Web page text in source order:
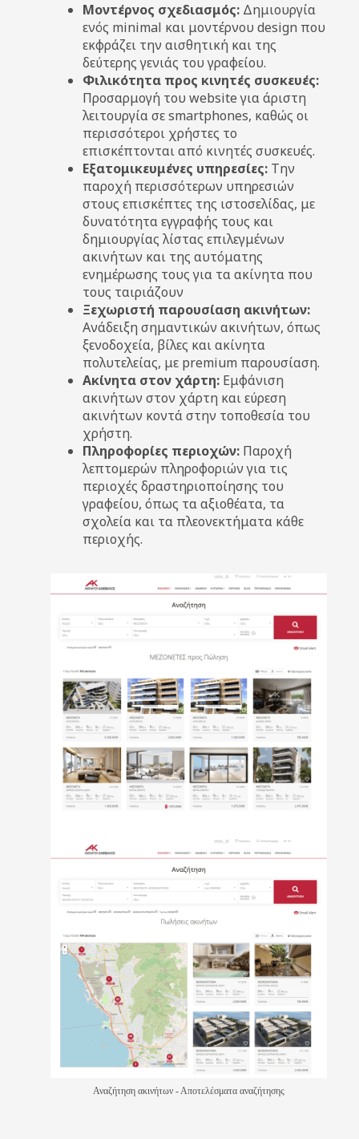
Μοντέρνος σχεδιασμός: Δημιουργία
ενός minimal και μοντέρνου design που
εκφράζει την αισθητική και της
δεύτερης γενιάς του γραφείου.
Φιλικότητα προς κινητές συσκευές:
Προσαρμογή του website για άριστη
λειτουργία σε smartphones, καθώς οι
περισσότεροι χρήστες το
επισκέπτονται από κινητές συσκευές.
Εξατομικευμένες υπηρεσίες: Την
παροχή περισσότερων υπηρεσιών
στους επισκέπτες της ιστοσελίδας, με
δυνατότητα εγγραφής τους και
δημιουργίας λίστας επιλεγμένων
ακινήτων και της αυτόματης
ενημέρωσης τους για τα ακίνητα που
τους ταιριάζουν
Ξεχωριστή παρουσίαση ακινήτων:
Ανάδειξη σημαντικών ακινήτων, όπως
ξενοδοχεία, βίλες και ακίνητα
πολυτελείας, με premium παρουσίαση.
Ακίνητα στον χάρτη: Εμφάνιση
ακινήτων στον χάρτη και εύρεση
ακινήτων κοντά στην τοποθεσία του
χρήστη.
Πληροφορίες περιοχών: Παροχή
λεπτομερών πληροφοριών για τις
περιοχές δραστηριοποίησης του
γραφείου, όπως τα αξιοθέατα, τα
σχολεία και τα πλεονεκτήματα κάθε
περιοχής.
Αναζήτηση ακινήτων - Αποτελέσματα αναζήτησης